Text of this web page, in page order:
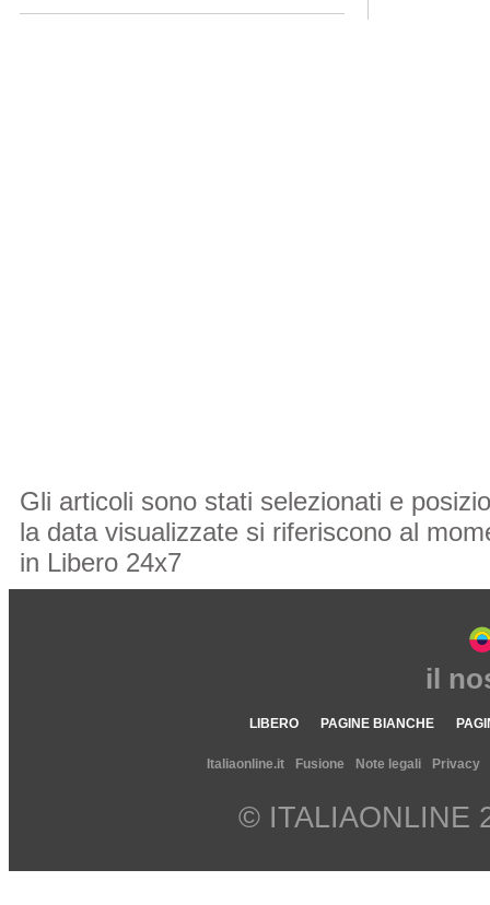
Gli articoli sono stati selezionati e
la data visualizzate si riferiscono al
in Libero 24x7
il
LIBERO PAGINE BIANCHE
Italiaonline.it Fusione Note legali Privacy
© ITALIAONLINE